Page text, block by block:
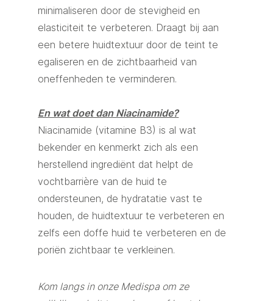
minimaliseren door de stevigheid en
elasticiteit te verbeteren. Draagt bij aan
een betere huidtextuur door de teint te
egaliseren en de zichtbaarheid van
oneffenheden te verminderen.
En wat doet dan Niacinamide?
Niacinamide (vitamine B3) is al wat
bekender en kenmerkt zich als een
herstellend ingrediënt dat helpt de
vochtbarrière van de huid te
ondersteunen, de hydratatie vast te
houden, de huidtextuur te verbeteren en
zelfs een doffe huid te verbeteren en de
poriën zichtbaar te verkleinen.
Kom langs in onze Medispa om ze